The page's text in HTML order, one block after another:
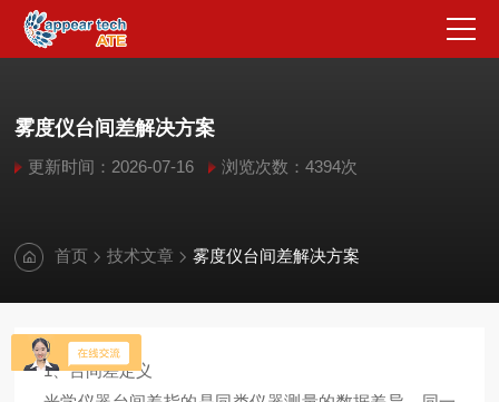
雾度仪台间差解决方案
更新时间：2026-07-16 浏览次数：4394次
首页 技术文章 雾度仪台间差解决方案
1、台间差定义